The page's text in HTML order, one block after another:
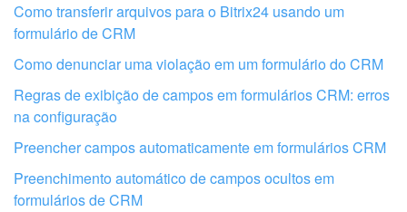
Obtenha seu Bitrix24 configurado por
profissionais locais
Como transferir arquivos para o Bitrix24 usando um
formulário de CRM
Como denunciar uma violação em um formulário do CRM
Regras de exibição de campos em formulários CRM: erros
na configuração
Preencher campos automaticamente em formulários CRM
Preenchimento automático de campos ocultos em
formulários de CRM